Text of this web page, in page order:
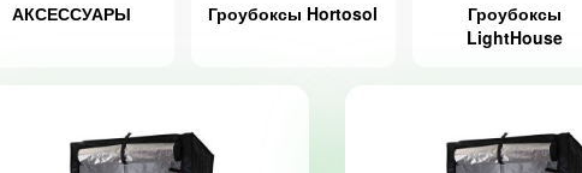
АКСЕССУАРЫ Гроубоксы Hortosol
Гроубоксы
LightHouse